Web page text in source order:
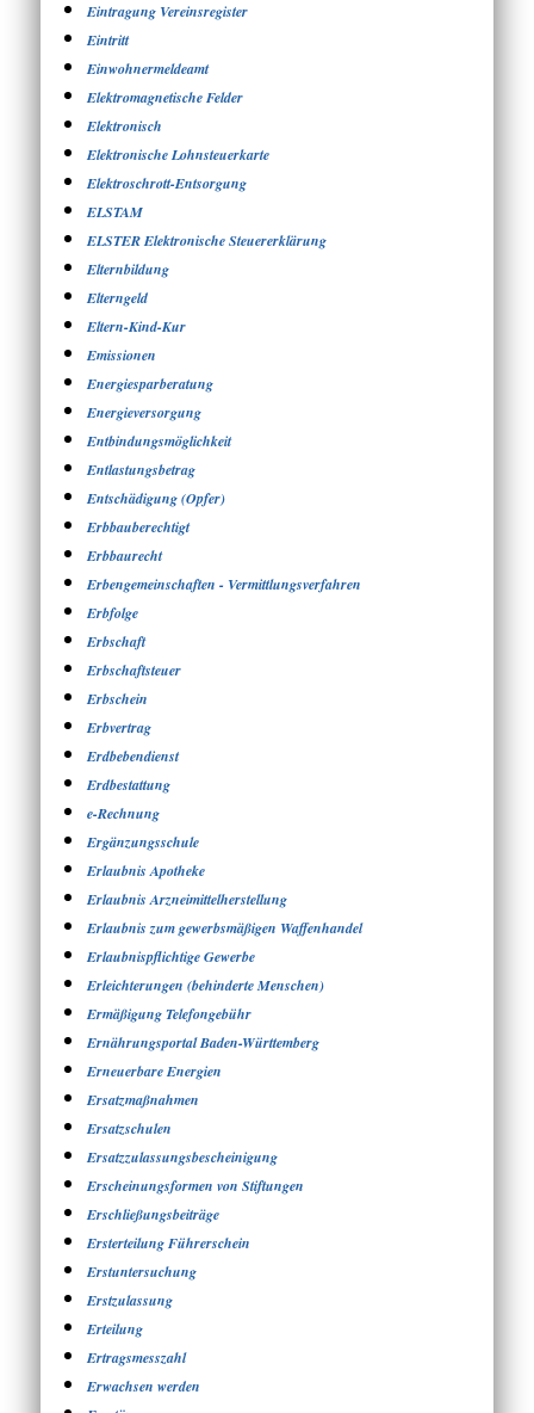
Eintragung Vereinsregister
Eintritt
Einwohnermeldeamt
Elektromagnetische Felder
Elektronisch
Elektronische Lohnsteuerkarte
Elektroschrott-Entsorgung
ELSTAM
ELSTER Elektronische Steuererklärung
Elternbildung
Elterngeld
Eltern-Kind-Kur
Emissionen
Energiesparberatung
Energieversorgung
Entbindungsmöglichkeit
Entlastungsbetrag
Entschädigung (Opfer)
Erbbauberechtigt
Erbbaurecht
Erbengemeinschaften - Vermittlungsverfahren
Erbfolge
Erbschaft
Erbschaftsteuer
Erbschein
Erbvertrag
Erdbebendienst
Erdbestattung
e-Rechnung
Ergänzungsschule
Erlaubnis Apotheke
Erlaubnis Arzneimittelherstellung
Erlaubnis zum gewerbsmäßigen Waffenhandel
Erlaubnispflichtige Gewerbe
Erleichterungen (behinderte Menschen)
Ermäßigung Telefongebühr
Ernährungsportal Baden-Württemberg
Erneuerbare Energien
Ersatzmaßnahmen
Ersatzschulen
Ersatzzulassungsbescheinigung
Erscheinungsformen von Stiftungen
Erschließungsbeiträge
Ersterteilung Führerschein
Erstuntersuchung
Erstzulassung
Erteilung
Ertragsmesszahl
Erwachsen werden